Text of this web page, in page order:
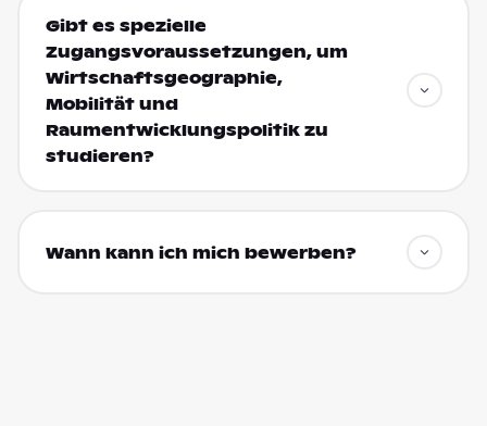
Gibt es spezielle
Zugangsvoraussetzungen, um
Wirtschaftsgeographie,
Mobilität und
Raumentwicklungspolitik zu
studieren?
Wann kann ich mich bewerben?